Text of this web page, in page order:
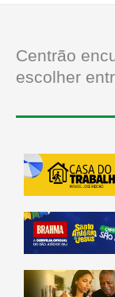
Centrão
escolher